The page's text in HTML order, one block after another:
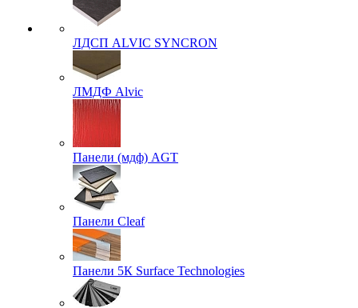
ЛДСП ALVIC SYNCRON
ЛМДФ Alvic
Панели (мдф) AGT
Панели Cleaf
Панели 5К Surface Technologies